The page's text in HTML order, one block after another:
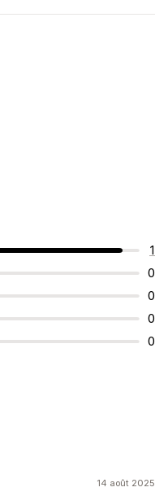
1
0
0
0
0
14 août 2025